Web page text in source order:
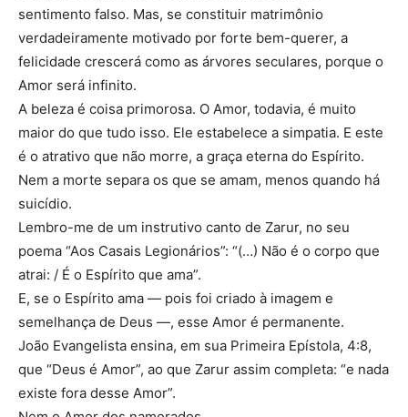
sentimento falso. Mas, se constituir matrimônio
verdadeiramente motivado por forte bem-querer, a
felicidade crescerá como as árvores seculares, porque o
Amor será infinito.
A beleza é coisa primorosa. O Amor, todavia, é muito
maior do que tudo isso. Ele estabelece a simpatia. E este
é o atrativo que não morre, a graça eterna do Espírito.
Nem a morte separa os que se amam, menos quando há
suicídio.
Lembro-me de um instrutivo canto de Zarur, no seu
poema “Aos Casais Legionários”: “(…) Não é o corpo que
atrai: / É o Espírito que ama”.
E, se o Espírito ama — pois foi criado à imagem e
semelhança de Deus —, esse Amor é permanente.
João Evangelista ensina, em sua Primeira Epístola, 4:8,
que “Deus é Amor”, ao que Zarur assim completa: “e nada
existe fora desse Amor”.